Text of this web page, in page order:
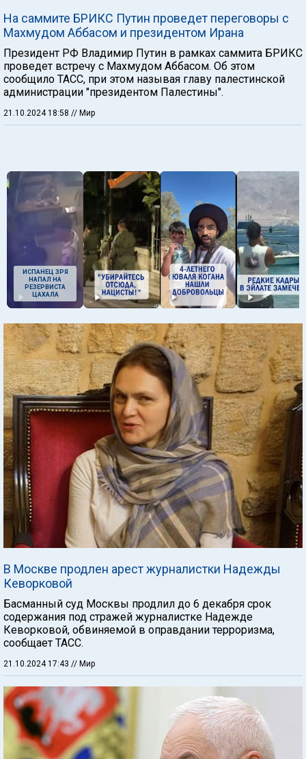
На саммите БРИКС Путин проведет переговоры с
Махмудом Аббасом и президентом Ирана
Президент РФ Владимир Путин в рамках саммита БРИКС
проведет встречу с Махмудом Аббасом. Об этом
сообщило ТАСС, при этом называя главу палестинской
администрации "президентом Палестины".
21.10.2024 18:58 // Мир
ИСПАНЕЦ ЗРЯ
НАПАЛ НА
РЕЗЕРВИСТА
ЦАХАЛА
В Москве продлен арест журналистки Надежды
Кеворковой
Басманный суд Москвы продлил до 6 декабря срок
содержания под стражей журналистке Надежде
Кеворковой, обвиняемой в оправдании терроризма,
сообщает ТАСС.
21.10.2024 17:43 // Мир